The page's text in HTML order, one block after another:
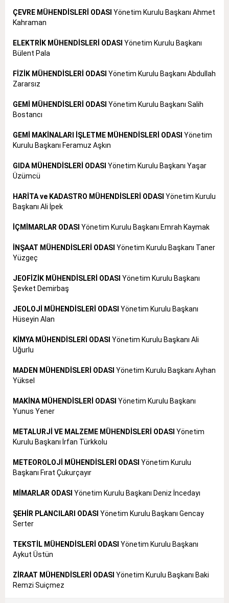
ÇEVRE MÜHENDİSLERİ ODASI Yönetim Kurulu Başkanı Ahmet
Kahraman
ELEKTRİK MÜHENDİSLERİ ODASI Yönetim Kurulu Başkanı
Bülent Pala
FİZİK MÜHENDİSLERİ ODASI Yönetim Kurulu Başkanı Abdullah
Zararsız
GEMİ MÜHENDİSLERİ ODASI Yönetim Kurulu Başkanı Salih
Bostancı
GEMİ MAKİNALARI İŞLETME MÜHENDİSLERİ ODASI Yönetim
Kurulu Başkanı Feramuz Aşkın
GIDA MÜHENDİSLERİ ODASI Yönetim Kurulu Başkanı Yaşar
Üzümcü
HARİTA ve KADASTRO MÜHENDİSLERİ ODASI Yönetim Kurulu
Başkanı Ali İpek
İÇMİMARLAR ODASI Yönetim Kurulu Başkanı Emrah Kaymak
İNŞAAT MÜHENDİSLERİ ODASI Yönetim Kurulu Başkanı Taner
Yüzgeç
JEOFİZİK MÜHENDİSLERİ ODASI Yönetim Kurulu Başkanı
Şevket Demirbaş
JEOLOJİ MÜHENDİSLERİ ODASI Yönetim Kurulu Başkanı
Hüseyin Alan
KİMYA MÜHENDİSLERİ ODASI Yönetim Kurulu Başkanı Ali
Uğurlu
MADEN MÜHENDİSLERİ ODASI Yönetim Kurulu Başkanı Ayhan
Yüksel
MAKİNA MÜHENDİSLERİ ODASI Yönetim Kurulu Başkanı
Yunus Yener
METALURJİ VE MALZEME MÜHENDİSLERİ ODASI Yönetim
Kurulu Başkanı İrfan Türkkolu
METEOROLOJİ MÜHENDİSLERİ ODASI Yönetim Kurulu
Başkanı Fırat Çukurçayır
MİMARLAR ODASI Yönetim Kurulu Başkanı Deniz İncedayı
ŞEHİR PLANCILARI ODASI Yönetim Kurulu Başkanı Gencay
Serter
TEKSTİL MÜHENDİSLERİ ODASI Yönetim Kurulu Başkanı
Aykut Üstün
ZİRAAT MÜHENDİSLERİ ODASI Yönetim Kurulu Başkanı Baki
Remzi Suiçmez